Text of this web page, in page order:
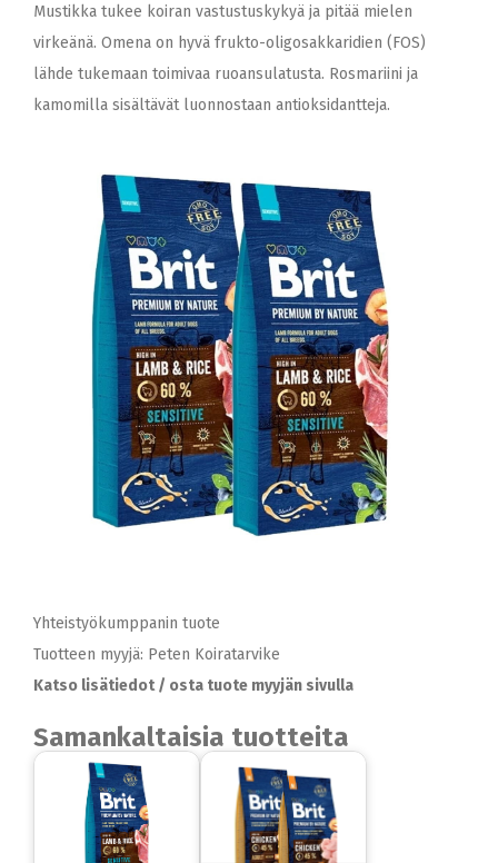
Mustikka tukee koiran vastustuskykyä ja pitää mielen
virkeänä. Omena on hyvä frukto-oligosakkaridien (FOS)
lähde tukemaan toimivaa ruoansulatusta. Rosmariini ja
kamomilla sisältävät luonnostaan antioksidantteja.
Yhteistyökumppanin tuote
Tuotteen myyjä: Peten Koiratarvike
Katso lisätiedot / osta tuote myyjän sivulla
Samankaltaisia tuotteita